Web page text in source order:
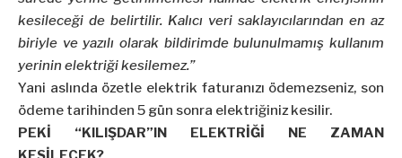
kesileceği de belirtilir. Kalıcı veri saklayıcılarından en az
biriyle ve yazılı olarak bildirimde bulunulmamış kullanım
yerinin elektriği kesilemez.”
Yani aslında özetle elektrik faturanızı ödemezseniz, son
ödeme tarihinden 5 gün sonra elektriğiniz kesilir.
PEKİ “KILIŞDAR”IN ELEKTRİĞİ NE ZAMAN